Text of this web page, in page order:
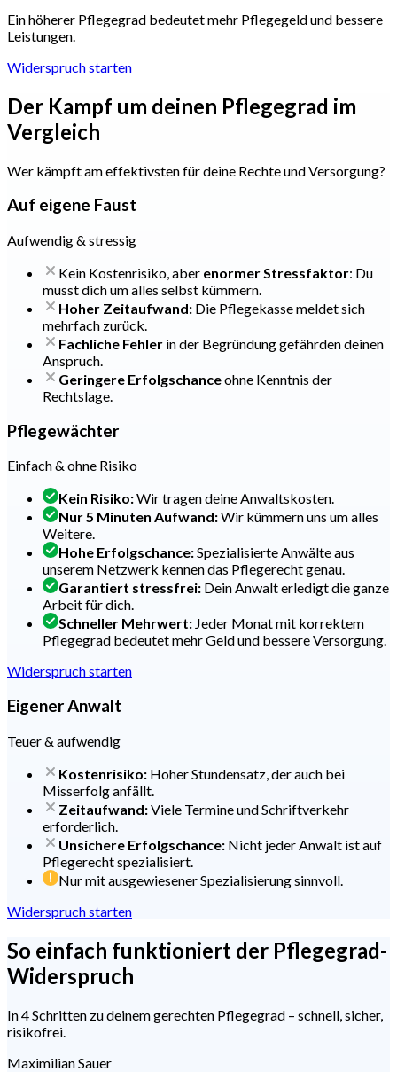
Ein höherer Pflegegrad bedeutet mehr Pflegegeld und bessere
Leistungen.
Widerspruch starten
Der Kampf um deinen Pflegegrad im
Vergleich
Wer kämpft am effektivsten für deine Rechte und Versorgung?
Auf eigene Faust
Aufwendig & stressig
Kein Kostenrisiko, aber enormer Stressfaktor: Du
musst dich um alles selbst kümmern.
Hoher Zeitaufwand: Die Pflegekasse meldet sich
mehrfach zurück.
Fachliche Fehler in der Begründung gefährden deinen
Anspruch.
Geringere Erfolgschanceohne Kenntnis der
Rechtslage.
Pflegewächter
Einfach & ohne Risiko
Kein Risiko:Wir tragen deine Anwaltskosten.
Nur 5 Minuten Aufwand:Wir kümmern uns um alles
Weitere.
Hohe Erfolgschance:Spezialisierte Anwälte aus
unserem Netzwerk kennen das Pflegerecht genau.
Garantiert stressfrei: Dein Anwalt erledigt die ganze
Arbeit für dich.
Schneller Mehrwert: Jeder Monat mit korrektem
Pflegegrad bedeutet mehr Geld und bessere Versorgung.
Widerspruch starten
Eigener Anwalt
Teuer & aufwendig
Kostenrisiko: Hoher Stundensatz, der auch bei
Misserfolg anfällt.
Zeitaufwand:Viele Termine und Schriftverkehr
erforderlich.
Unsichere Erfolgschance: Nicht jeder Anwalt ist auf
Pflegerecht spezialisiert.
Nur mit ausgewiesener Spezialisierung sinnvoll.
Widerspruch starten
So einfach funktioniert der Pflegegrad-
Widerspruch
In 4 Schritten zu deinem gerechten Pflegegrad – schnell, sicher,
risikofrei.
Maximilian Sauer